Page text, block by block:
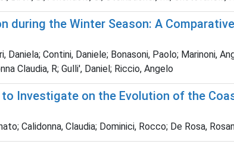
the Winter Season: A
Daniela; Contini, Daniele; Bonasoni, Paolo; Marinoni,
Claudia, R; Gulli', Daniel; Riccio, Angelo
Investigate on the Evolution of the
Calidonna, Claudia; Dominici, Rocco; De Rosa,